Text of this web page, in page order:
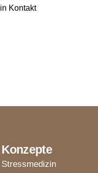
Kontakt
Konzepte
Stressmedizin